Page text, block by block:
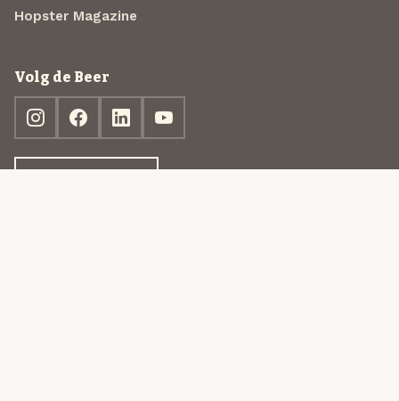
Hopster Magazine
Volg de Beer